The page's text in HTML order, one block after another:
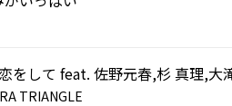
TRIANGLE